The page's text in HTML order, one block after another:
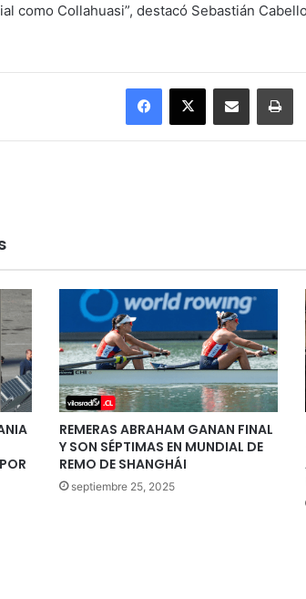
como Collahuasi”, destacó Sebastián
Facebook
X Enviar vía email
REMERAS ABRAHAM GANAN FINAL
Y SON SÉPTIMAS EN MUNDIAL DE
REMO DE SHANGHÁI
septiembre 25, 2025